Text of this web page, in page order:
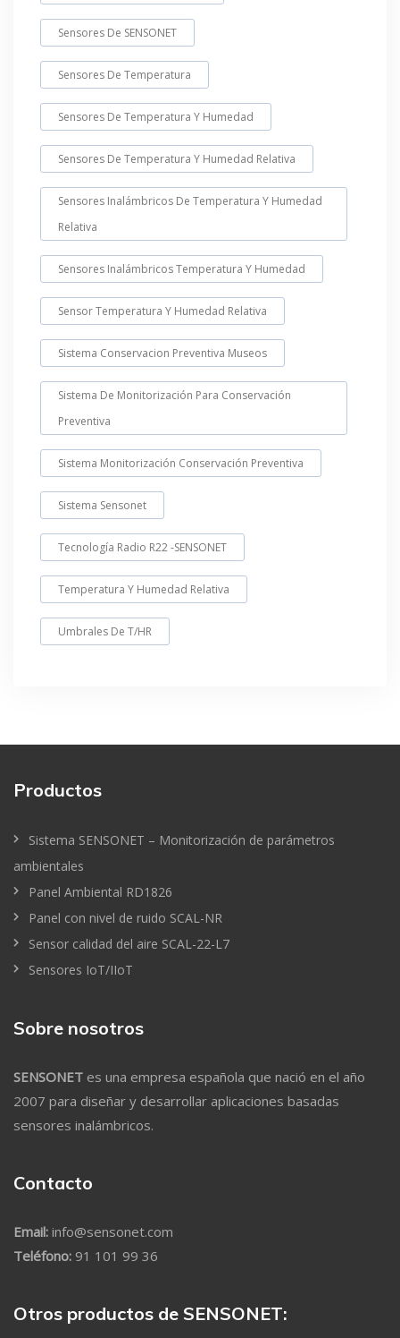
Sensores De SENSONET
Sensores De Temperatura
Sensores De Temperatura Y Humedad
Sensores De Temperatura Y Humedad Relativa
Sensores Inalámbricos De Temperatura Y Humedad
Relativa
Sensores Inalámbricos Temperatura Y Humedad
Sensor Temperatura Y Humedad Relativa
Sistema Conservacion Preventiva Museos
Sistema De Monitorización Para Conservación
Preventiva
Sistema Monitorización Conservación Preventiva
Sistema Sensonet
Tecnología Radio R22 -SENSONET
Temperatura Y Humedad Relativa
Umbrales De T/HR
Productos
Sistema SENSONET – Monitorización de parámetros
ambientales
Panel Ambiental RD1826
Panel con nivel de ruido SCAL-NR
Sensor calidad del aire SCAL-22-L7
Sensores IoT/IIoT
Sobre nosotros
SENSONET es una empresa española que nació en el año
2007 para diseñar y desarrollar aplicaciones basadas
sensores inalámbricos.
Contacto
Email: info@sensonet.com
Teléfono: 91 101 99 36
Otros productos de SENSONET: